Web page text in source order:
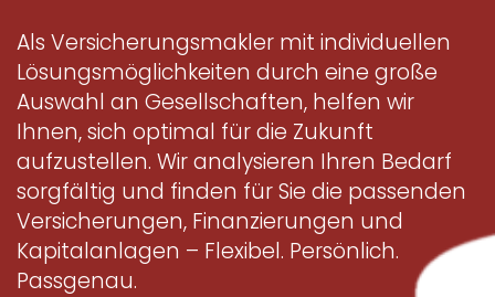
Als Versicherungsmakler mit individuellen
Lösungsmöglichkeiten durch eine große
Auswahl an Gesellschaften, helfen wir
Ihnen, sich optimal für die Zukunft
aufzustellen. Wir analysieren Ihren Bedarf
sorgfältig und finden für Sie die passenden
Versicherungen, Finanzierungen und
Kapitalanlagen – Flexibel. Persönlich.
Passgenau.